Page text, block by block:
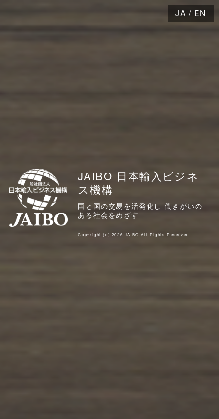
JAIBO 日本輸入ビジネ
ス機構
国と国の交易を活発化し 働きがいの
ある社会をめざす
Copyright (c) 2026 JAIBO All Rights Reserved.
JA / EN